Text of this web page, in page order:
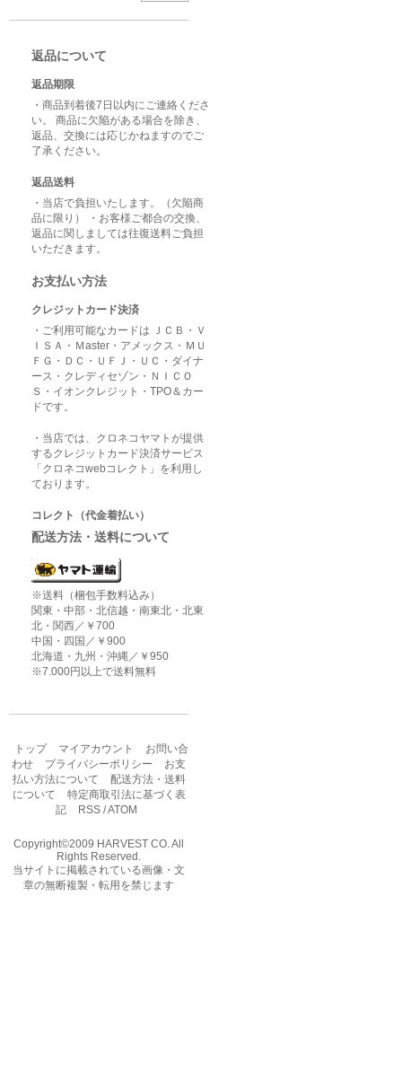
返品について
返品期限
・商品到着後7日以内にご連絡くださ
い。 商品に欠陥がある場合を除き、
返品、交換には応じかねますのでご
了承ください。
返品送料
・当店で負担いたします。（欠陥商
品に限り） ・お客様ご都合の交換、
返品に関しましては往復送料ご負担
いただきます。
お支払い方法
クレジットカード決済
・ご利用可能なカードは ＪＣＢ・Ｖ
ＩＳＡ・Ｍaster・アメックス・ＭＵ
ＦＧ・ＤＣ・ＵＦＪ・ＵＣ・ダイナ
ース・クレディセゾン・ＮＩＣＯ
Ｓ・イオンクレジット・TPO＆カー
ドです。
・当店では、クロネコヤマトが提供
するクレジットカード決済サービス
「クロネコwebコレクト」を利用し
ております。
コレクト（代金着払い）
配送方法・送料について
※送料（梱包手数料込み）
関東・中部・北信越・南東北・北東
北・関西／￥700
中国・四国／￥900
北海道・九州・沖縄／￥950
※7.000円以上で送料無料
トップ マイアカウント
お問い合
わせ
プライバシーポリシー
お支
払い方法について
配送方法・送料
について
特定商取引法に基づく表
記
RSS /ATOM
Copyright©2009 HARVEST CO. All
Rights Reserved.
当サイトに掲載されている画像・文
章の無断複製・転用を禁じます